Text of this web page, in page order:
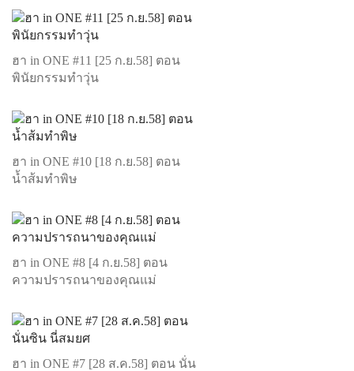
ฮา in ONE #11 [25 ก.ย.58] ตอน
พินัยกรรมทำวุ่น
ฮา in ONE #10 [18 ก.ย.58] ตอน
น้ำส้มทำพิษ
ฮา in ONE #8 [4 ก.ย.58] ตอน
ความปรารถนาของคุณแม่
ฮา in ONE #7 [28 ส.ค.58] ตอน นั่น